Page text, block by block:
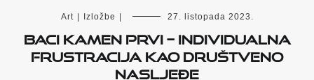
Art Izložbe 27. listopada 2023.
Baci kamen prvi – individualna
frustracija kao društveno
nasljeđe